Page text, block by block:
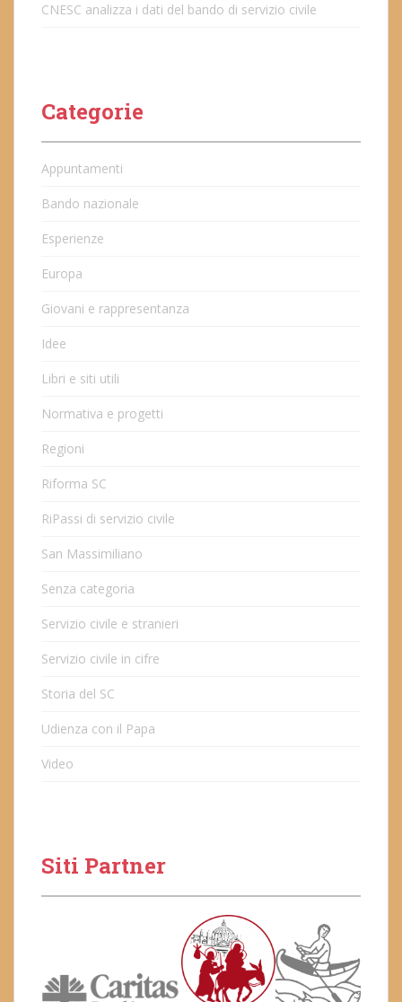
CNESC analizza i dati del bando di servizio civile
Categorie
Appuntamenti
Bando nazionale
Esperienze
Europa
Giovani e rappresentanza
Idee
Libri e siti utili
Normativa e progetti
Regioni
Riforma SC
RiPassi di servizio civile
San Massimiliano
Senza categoria
Servizio civile e stranieri
Servizio civile in cifre
Storia del SC
Udienza con il Papa
Video
Siti Partner